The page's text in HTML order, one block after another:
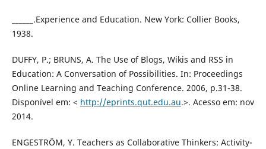
______.Experience and Education. New York: Collier Books,
1938.
DUFFY, P.; BRUNS, A. The Use of Blogs, Wikis and RSS in
Education: A Conversation of Possibilities. In: Proceedings
Online Learning and Teaching Conference. 2006, p.31-38.
Disponível em: < http://eprints.qut.edu.au.>. Acesso em: nov
2014.
ENGESTRÖM, Y. Teachers as Collaborative Thinkers: Activity-